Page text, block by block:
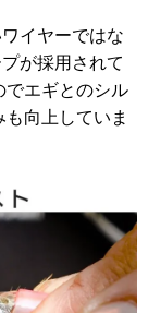
イヤーではな
が採用されて
でエギとのシル
向上していま